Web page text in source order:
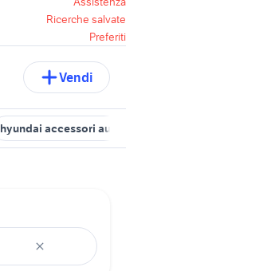
Ricerche salvate
Preferiti
Vendi
hyundai accessori auto Salerno